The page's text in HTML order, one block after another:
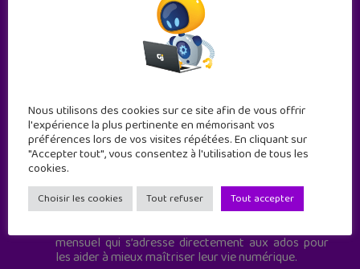
Geek Junior est le premier site de culture numérique
à destination des adolescents.
mensuel qui s’adresse directement aux ados pour
les aider à mieux maîtriser leur vie numérique.
Nous utilisons des cookies sur ce site afin de vous offrir
l'expérience la plus pertinente en mémorisant vos
préférences lors de vos visites répétées. En cliquant sur
"Accepter tout", vous consentez à l'utilisation de tous les
cookies.
Choisir les cookies Tout refuser Tout accepter